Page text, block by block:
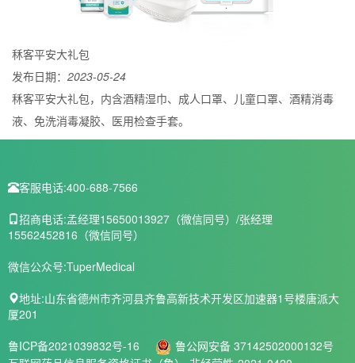
秝客平安大礼包
发布日期： 2023-05-24
秝客平安大礼包，内含酒精湿巾、成人口罩、儿童口罩、酒精消毒
液、免洗消毒凝胶、医用检查手套。
客服电话:400-688-7566
招商电话:孟经理15650013927（微信同号）/张经理
15562452816（微信同号）
微信公众号:TuperMedical
地址:山东省德州市齐河县齐鲁高新技术开发区加速器1号楼唐派大
厦201
鲁ICP备2021039832号-16
鲁公网安备 37142502000132号